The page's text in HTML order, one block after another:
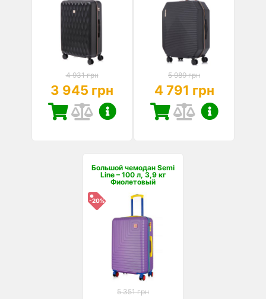
4 931 грн
3 945 грн
5 989 грн
4 791 грн
Большой чемодан Semi
Line – 100 л, 3,9 кг
Фиолетовый
-20%
5 351 грн